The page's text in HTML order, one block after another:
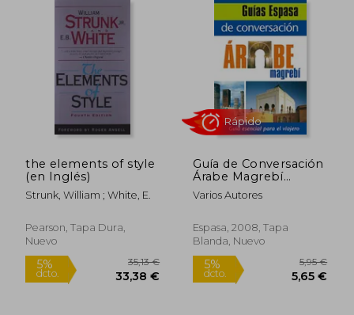
5%
dcto.
the elements of style
(en Inglés)
Strunk, William ; White, E.
Pearson, Tapa Dura,
Nuevo
Guía de Conversación
Árabe Magrebí
(Idiomas)
Varios Autores
Espasa, 2008, Tapa
Blanda, Nuevo